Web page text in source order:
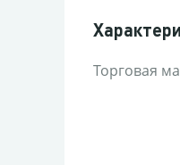
Торговая